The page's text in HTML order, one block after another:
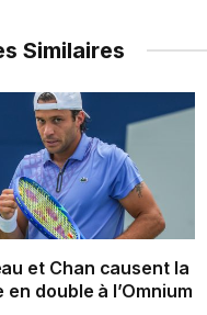
Similaires
et Chan causent la
en double à l’Omnium